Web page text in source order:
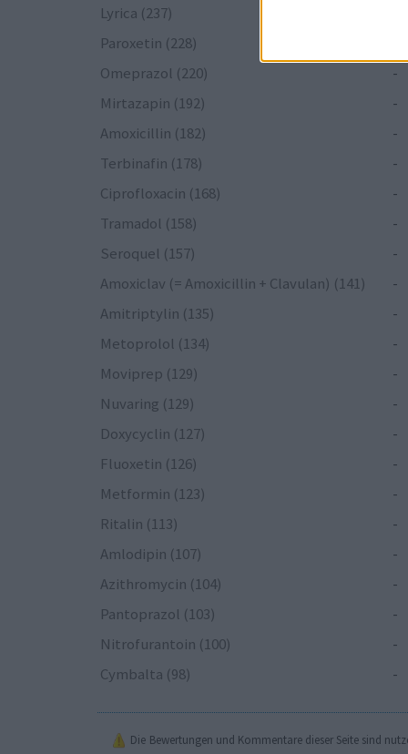
Lyrica (237)
Paroxetin (228)
Omeprazol (220)
-
Mirtazapin (192)
-
Amoxicillin (182)
-
Terbinafin (178)
-
Ciprofloxacin (168)
-
Tramadol (158)
-
Seroquel (157)
-
Amoxiclav (= Amoxicillin + Clavulan) (141)
-
Amitriptylin (135)
-
Metoprolol (134)
-
Moviprep (129)
-
Nuvaring (129)
-
Doxycyclin (127)
-
Fluoxetin (126)
-
Metformin (123)
-
Ritalin (113)
-
Amlodipin (107)
-
Azithromycin (104)
-
Pantoprazol (103)
-
Nitrofurantoin (100)
-
Cymbalta (98)
-
Die Bewertungen und Kommentare dieser Seite sind